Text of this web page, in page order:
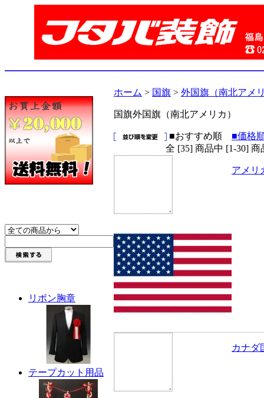
リボン胸章
テープカット用品
ホーム > 国旗 > 外国旗（南北アメ
国旗外国旗（南北アメリカ）
■おすすめ順
■価格
全 [35] 商品中 [1-30]
アメリ
カナダ